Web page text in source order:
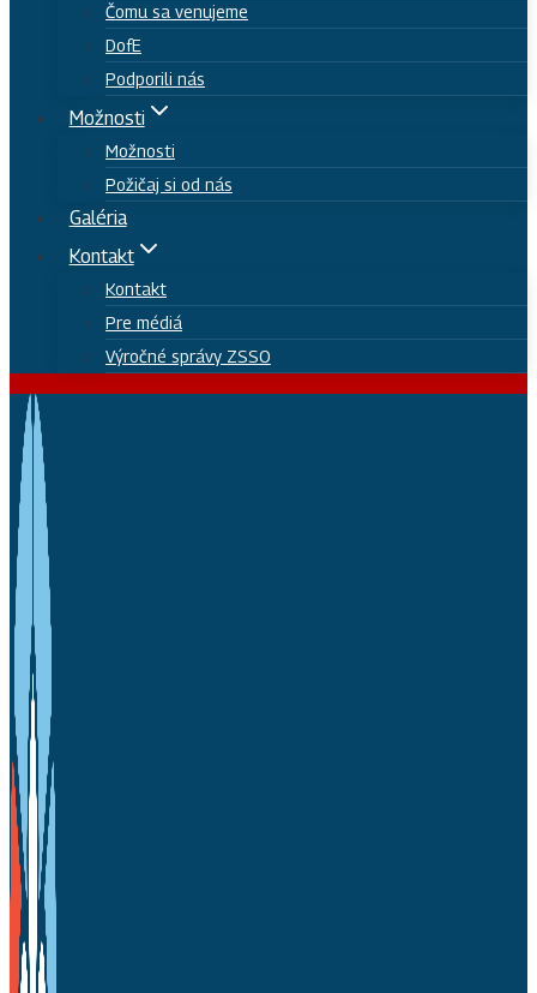
Čomu sa venujeme
DofE
Podporili nás
Možnosti
Možnosti
Požičaj si od nás
Galéria
Kontakt
Kontakt
Pre médiá
Výročné správy ZSSO